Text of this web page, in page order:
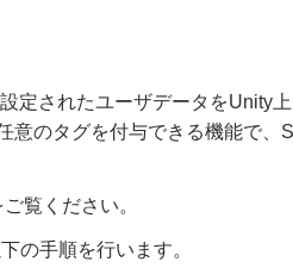
定されたユーザデータをUnity上
意のタグを付与できる機能で
ご覧ください。
の手順を行います。